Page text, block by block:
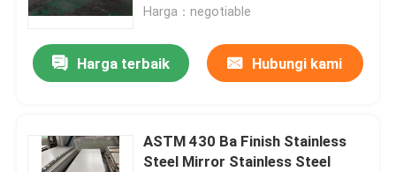
Produk
Harga：negotiable
Harga terbaik Hubungi kami
ASTM 430 Ba Finish Stainless
Steel Mirror Stainless Steel